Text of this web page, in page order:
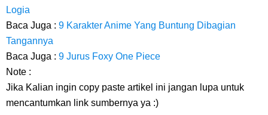
Logia
Baca Juga : 9 Karakter Anime Yang Buntung Dibagian
Tangannya
Baca Juga : 9 Jurus Foxy One Piece
Note :
Jika Kalian ingin copy paste artikel ini jangan lupa untuk
mencantumkan link sumbernya ya :)